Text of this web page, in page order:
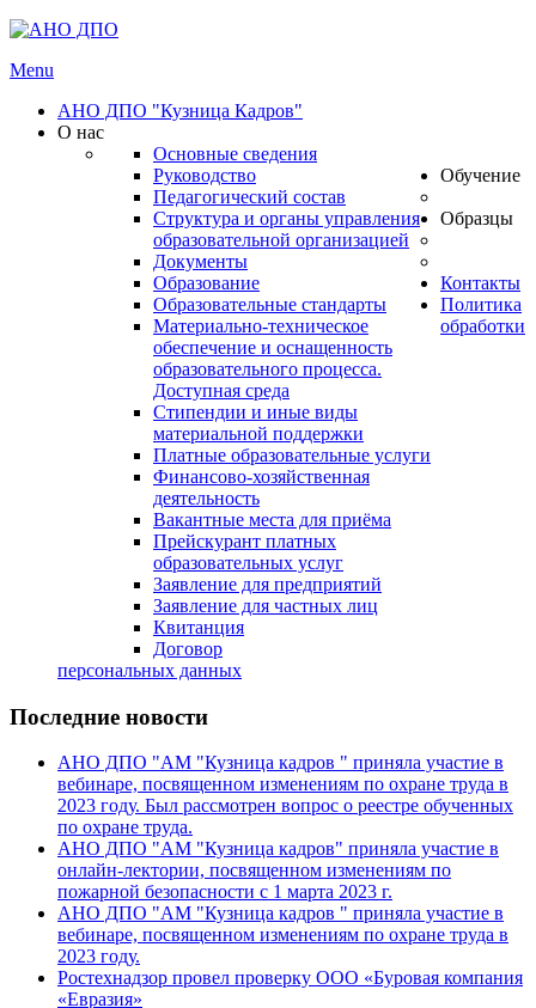
Menu
АНО ДПО "Кузница Кадров"
О нас
Основные сведения
Руководство
Педагогический состав
Структура и органы управления
образовательной организацией
Документы
Образование
Образовательные стандарты
Материально-техническое
обеспечение и оснащенность
образовательного процесса.
Доступная среда
Стипендии и иные виды
материальной поддержки
Платные образовательные услуги
Финансово-хозяйственная
деятельность
Вакантные места для приёма
Обучение
Прейскурант платных
образовательных услуг
Образцы
Заявление для предприятий
Заявление для частных лиц
Квитанция
Договор
Контакты
Политика
обработки
персональных данных
Последние новости
АНО ДПО "АМ "Кузница кадров " приняла участие в
вебинаре, посвященном изменениям по охране труда в
2023 году. Был рассмотрен вопрос о реестре обученных
по охране труда.
АНО ДПО "АМ "Кузница кадров" приняла участие в
онлайн-лектории, посвященном изменениям по
пожарной безопасности с 1 марта 2023 г.
АНО ДПО "АМ "Кузница кадров " приняла участие в
вебинаре, посвященном изменениям по охране труда в
2023 году.
Ростехнадзор провел проверку ООО «Буровая компания
«Евразия»